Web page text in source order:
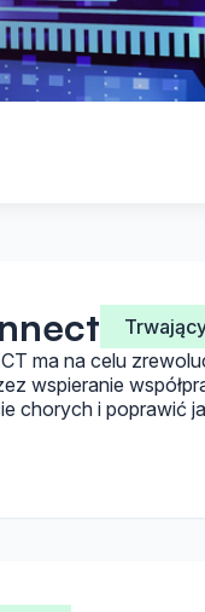
ma na celu
wspieranie
chorych i poprawić